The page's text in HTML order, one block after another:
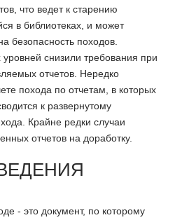
что ведет к старению
в библиотеках, и может
безопасность походов.
снизили требования при
отчетов. Нередко
похода по отчетам, в которых
к развернутому
Крайне редки случаи
отчетов на доработку.
- это документ, по которому